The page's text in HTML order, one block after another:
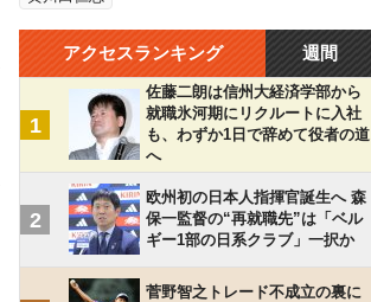
アクセスランキング 週間
1
佐藤二朗は信州大経済学部から
就職氷河期にリクルートに入社
も、わずか1日で辞めて役者の道
へ
2
欧州初の日本人指揮官誕生へ 森
保一監督の“再就職先”は「ベル
ギー1部の日系クラブ」一択か
菅野智之トレード不成立の裏に